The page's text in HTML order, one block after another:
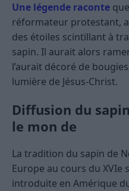
Une légende raconte
réformateur protestant,
des étoiles scintillant à
sapin. Il aurait alors
l’aurait décoré de
lumière de Jésus-Christ.
Diffusion du
le mon de
La tradition du sapin de
Europe au cours du XVIe
introduite en Amérique